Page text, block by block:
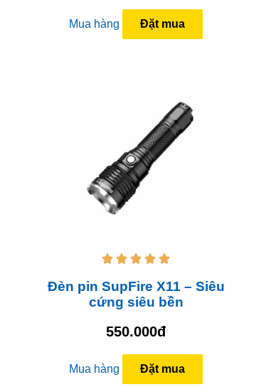
Mua hàng Đặt mua
    
Đèn pin SupFire X11 – Siêu
cứng siêu bền
550.000đ
Mua hàng Đặt mua